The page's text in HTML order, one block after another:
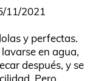
11/2021
y perfectas.
en agua,
después, y se